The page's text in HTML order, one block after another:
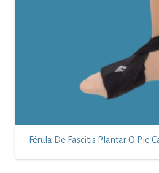
Férula De Fascitis Plantar O Pie